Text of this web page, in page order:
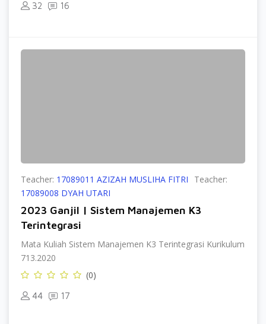
32 16
Teacher: 17089011 AZIZAH MUSLIHA FITRI
Teacher:
17089008 DYAH UTARI
2023 Ganjil | Sistem Manajemen K3
Terintegrasi
Mata Kuliah Sistem Manajemen K3 Terintegrasi Kurikulum
713.2020
(0)
44 17